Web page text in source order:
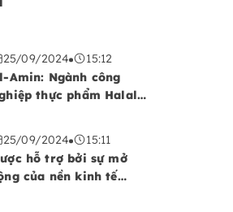
25/09/2024
15:12
Amin: Ngành công
thực phẩm Halal
cầu
25/09/2024
15:11
hỗ trợ bởi sự mở
của nền kinh tế